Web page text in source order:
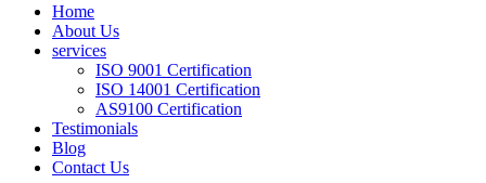
Home
About Us
services
ISO 9001 Certification
ISO 14001 Certification
AS9100 Certification
Testimonials
Blog
Contact Us